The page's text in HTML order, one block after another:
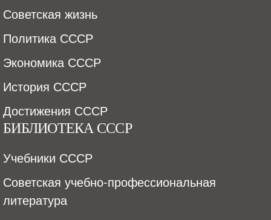
Советская жизнь
Политика СССР
Экономика СССР
История СССР
Достижения СССР
БИБЛИОТЕКА СССР
Учебники СССР
Советская учебно-профессиональная
литература